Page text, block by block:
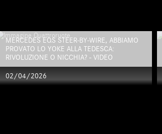
MERCEDES EQS STEER‑BY‑WIRE, ABBIAMO
PROVATO LO YOKE ALLA TEDESCA:
RIVOLUZIONE O NICCHIA? - VIDEO
02/04/2026